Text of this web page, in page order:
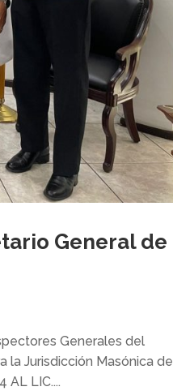
General de
Generales del
la Jurisdicción Masónica de
AL LIC....